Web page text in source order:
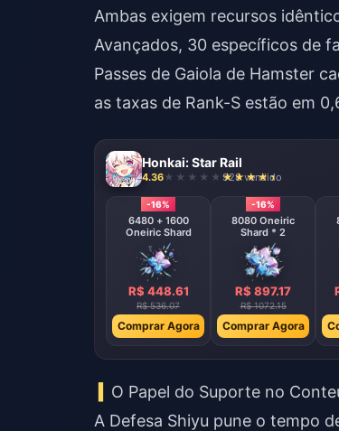
Ambas exigem recursos
Avançados, 30 específicos de
Passes de Gaiola de Hamster
as taxas de Rank-S estão em
Honkai: Star Rail
4.36 928 vendido
-16%
6480 + 1600
Oneiric Shard
R$ 448.61
R$ 536.07
Comprar Agora
-16%
8080 Oneiric
Shard * 2
R$ 897.17
R$ 1072.15
Comprar Agora
O Papel do Suporte no
A Defesa Shiyu pune o tempo